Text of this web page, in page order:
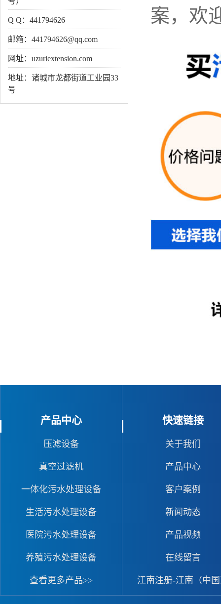
Q Q：441794626
邮箱：441794626@qq.com
网址：uzuriextension.com
地址：诸城市龙都街道工业园33
号
案，欢
产品中心
压滤设备
真空过滤机
一体化污水处理设备
生活污水处理设备
医院污水处理设备
养殖污水处理设备
查看更多产品>>
快速链接
关于我们
产品中心
客户案例
新闻动态
产品视频
在线留言
江南注册-江南（中